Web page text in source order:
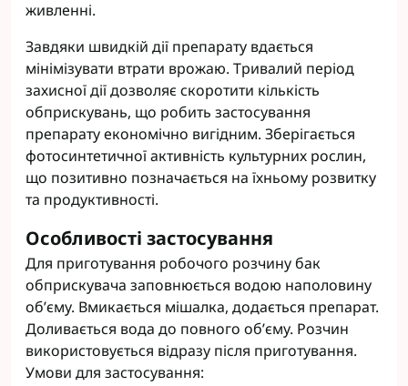
живленні.
Завдяки швидкій дії препарату вдається
мінімізувати втрати врожаю. Тривалий період
захисної дії дозволяє скоротити кількість
обприскувань, що робить застосування
препарату економічно вигідним. Зберігається
фотосинтетичної активність культурних рослин,
що позитивно позначається на їхньому розвитку
та продуктивності.
Особливості застосування
Для приготування робочого розчину бак
обприскувача заповнюється водою наполовину
об’єму. Вмикається мішалка, додається препарат.
Доливається вода до повного об’єму. Розчин
використовується відразу після приготування.
Умови для застосування: